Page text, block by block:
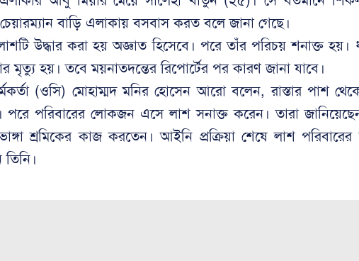
বাড়ি এলাকায় বসবাস করত বলে জানা গেছে।
উদ্ধার করা হয় অজ্ঞাত হিসেবে। পরে তাঁর পরিচয় শনাক্ত হয়।
মৃত্যু হয়। তবে ময়নাতদন্তের রিপোর্টের পর কারণ জানা যাবে।
(ওসি) মোহাম্মদ মনির হোসেন আরো বলেন, রাস্তার পাশ
পরে পরিবারের লোকজন এসে লাশ সনাক্ত করেন। তারা
শ্রমিকের কাজ করতেন। আইনি প্রক্রিয়া শেষে লাশ পরিবারের